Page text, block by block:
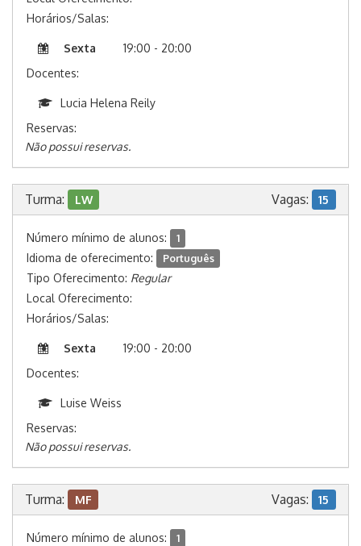
Horários/Salas:
Sexta
19:00 - 20:00
Docentes:
Lucia Helena Reily
Reservas:
Não possui reservas.
Turma: LW Vagas: 15
Número mínimo de alunos: 1
Idioma de oferecimento: Português
Tipo Oferecimento: Regular
Local Oferecimento:
Horários/Salas:
Sexta
19:00 - 20:00
Docentes:
Luise Weiss
Reservas:
Não possui reservas.
Turma: MF Vagas: 15
Número mínimo de alunos: 1